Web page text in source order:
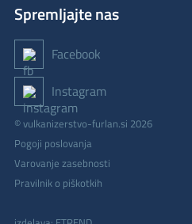
Spremljajte nas
Facebook
Instagram
© vulkanizerstvo-furlan.si 2026
Pogoji poslovanja
Varovanje zasebnosti
Pravilnik o piškotkih